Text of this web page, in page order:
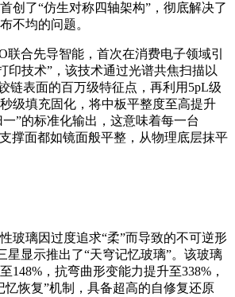
创了“仿生对称四轴架构” ，彻底解决了
不均的问题。
联合先导智能，首次在消费电子领域引
印技术” ，该技术通过光谱共焦扫描以
链表面的百万级特征点，再利用 5pL级
级填充固化，将中板平整度至高提升
一”的标准化输出，这意味着每一台
撑面都如镜面般平整，从物理底层抹平
玻璃因过度追求“柔”而导致的不可逆形
星显示推出了“天穹记忆玻璃”。该玻璃
148% ，抗弯曲形变能力提升至338% ，
忆恢复”机制，具备超高的自修复还原